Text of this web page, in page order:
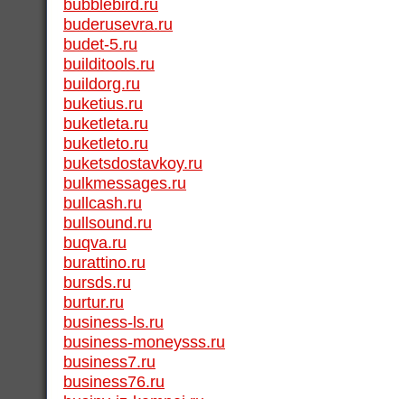
bubblebird.ru
buderusevra.ru
budet-5.ru
builditools.ru
buildorg.ru
buketius.ru
buketleta.ru
buketleto.ru
buketsdostavkoy.ru
bulkmessages.ru
bullcash.ru
bullsound.ru
buqva.ru
burattino.ru
bursds.ru
burtur.ru
business-ls.ru
business-moneysss.ru
business7.ru
business76.ru